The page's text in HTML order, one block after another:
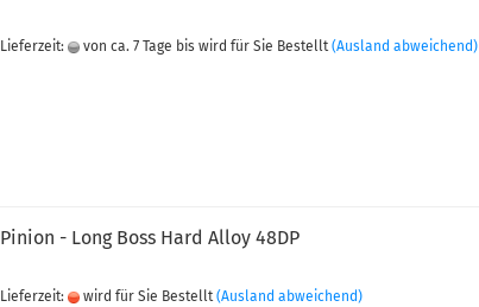
Lieferzeit: von ca. 7 Tage bis wird für Sie Bestellt (Ausland abweichend)
Pinion - Long Boss Hard Alloy 48DP
Lieferzeit: wird für Sie Bestellt (Ausland abweichend)